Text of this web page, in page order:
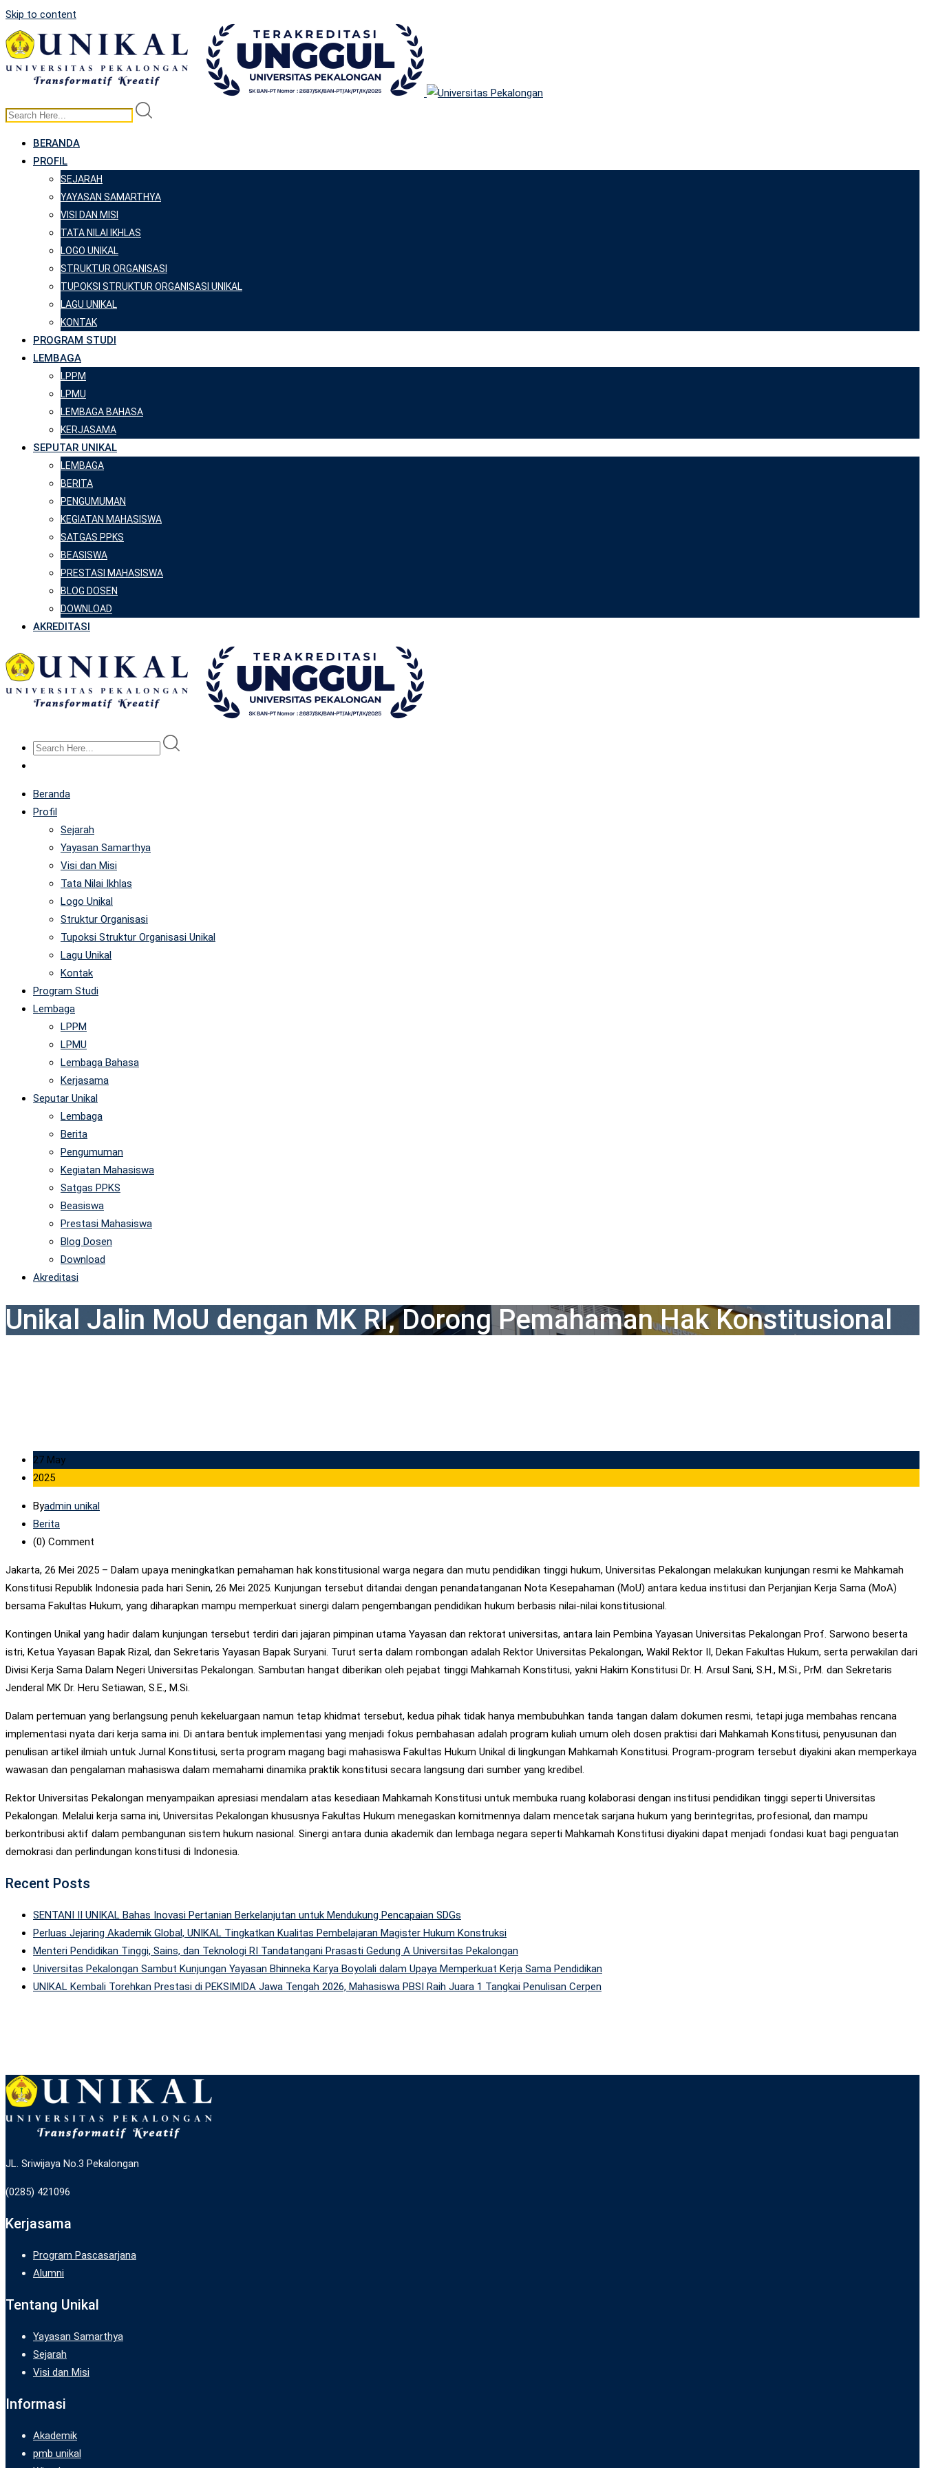
Skip to content
BERANDA
PROFIL
SEJARAH
YAYASAN SAMARTHYA
VISI DAN MISI
TATA NILAI IKHLAS
LOGO UNIKAL
STRUKTUR ORGANISASI
TUPOKSI STRUKTUR ORGANISASI UNIKAL
LAGU UNIKAL
KONTAK
PROGRAM STUDI
LEMBAGA
LPPM
LPMU
LEMBAGA BAHASA
KERJASAMA
SEPUTAR UNIKAL
LEMBAGA
BERITA
PENGUMUMAN
KEGIATAN MAHASISWA
SATGAS PPKS
BEASISWA
PRESTASI MAHASISWA
BLOG DOSEN
DOWNLOAD
AKREDITASI
Beranda
Profil
Sejarah
Yayasan Samarthya
Visi dan Misi
Tata Nilai Ikhlas
Logo Unikal
Struktur Organisasi
Tupoksi Struktur Organisasi Unikal
Lagu Unikal
Kontak
Program Studi
Lembaga
LPPM
LPMU
Lembaga Bahasa
Kerjasama
Seputar Unikal
Lembaga
Berita
Pengumuman
Kegiatan Mahasiswa
Satgas PPKS
Beasiswa
Prestasi Mahasiswa
Blog Dosen
Download
Akreditasi
Unikal Jalin MoU dengan MK RI, Dorong Pemahaman Hak Konstitusional
27 May
2025
Byadmin unikal
Berita
(0) Comment
Jakarta, 26 Mei 2025 – Dalam upaya meningkatkan pemahaman hak konstitusional warga negara dan mutu pendidikan tinggi hukum, Universitas Pekalongan melakukan kunjungan resmi ke Mahkamah
Konstitusi Republik Indonesia pada hari Senin, 26 Mei 2025. Kunjungan tersebut ditandai dengan penandatanganan Nota Kesepahaman (MoU) antara kedua institusi dan Perjanjian Kerja Sama (MoA)
bersama Fakultas Hukum, yang diharapkan mampu memperkuat sinergi dalam pengembangan pendidikan hukum berbasis nilai-nilai konstitusional.
Kontingen Unikal yang hadir dalam kunjungan tersebut terdiri dari jajaran pimpinan utama Yayasan dan rektorat universitas, antara lain Pembina Yayasan Universitas Pekalongan Prof. Sarwono beserta
istri, Ketua Yayasan Bapak Rizal, dan Sekretaris Yayasan Bapak Suryani. Turut serta dalam rombongan adalah Rektor Universitas Pekalongan, Wakil Rektor II, Dekan Fakultas Hukum, serta perwakilan dari
Divisi Kerja Sama Dalam Negeri Universitas Pekalongan. Sambutan hangat diberikan oleh pejabat tinggi Mahkamah Konstitusi, yakni Hakim Konstitusi Dr. H. Arsul Sani, S.H., M.Si., PrM. dan Sekretaris
Jenderal MK Dr. Heru Setiawan, S.E., M.Si.
Dalam pertemuan yang berlangsung penuh kekeluargaan namun tetap khidmat tersebut, kedua pihak tidak hanya membubuhkan tanda tangan dalam dokumen resmi, tetapi juga membahas rencana
implementasi nyata dari kerja sama ini. Di antara bentuk implementasi yang menjadi fokus pembahasan adalah program kuliah umum oleh dosen praktisi dari Mahkamah Konstitusi, penyusunan dan
penulisan artikel ilmiah untuk Jurnal Konstitusi, serta program magang bagi mahasiswa Fakultas Hukum Unikal di lingkungan Mahkamah Konstitusi. Program-program tersebut diyakini akan memperkaya
wawasan dan pengalaman mahasiswa dalam memahami dinamika praktik konstitusi secara langsung dari sumber yang kredibel.
Rektor Universitas Pekalongan menyampaikan apresiasi mendalam atas kesediaan Mahkamah Konstitusi untuk membuka ruang kolaborasi dengan institusi pendidikan tinggi seperti Universitas
Pekalongan. Melalui kerja sama ini, Universitas Pekalongan khususnya Fakultas Hukum menegaskan komitmennya dalam mencetak sarjana hukum yang berintegritas, profesional, dan mampu
berkontribusi aktif dalam pembangunan sistem hukum nasional. Sinergi antara dunia akademik dan lembaga negara seperti Mahkamah Konstitusi diyakini dapat menjadi fondasi kuat bagi penguatan
demokrasi dan perlindungan konstitusi di Indonesia.
Recent Posts
SENTANI II UNIKAL Bahas Inovasi Pertanian Berkelanjutan untuk Mendukung Pencapaian SDGs
Perluas Jejaring Akademik Global, UNIKAL Tingkatkan Kualitas Pembelajaran Magister Hukum Konstruksi
Menteri Pendidikan Tinggi, Sains, dan Teknologi RI Tandatangani Prasasti Gedung A Universitas Pekalongan
Universitas Pekalongan Sambut Kunjungan Yayasan Bhinneka Karya Boyolali dalam Upaya Memperkuat Kerja Sama Pendidikan
UNIKAL Kembali Torehkan Prestasi di PEKSIMIDA Jawa Tengah 2026, Mahasiswa PBSI Raih Juara 1 Tangkai Penulisan Cerpen
JL. Sriwijaya No.3 Pekalongan
(0285) 421096
Kerjasama
Program Pascasarjana
Alumni
Tentang Unikal
Yayasan Samarthya
Sejarah
Visi dan Misi
Informasi
Akademik
pmb unikal